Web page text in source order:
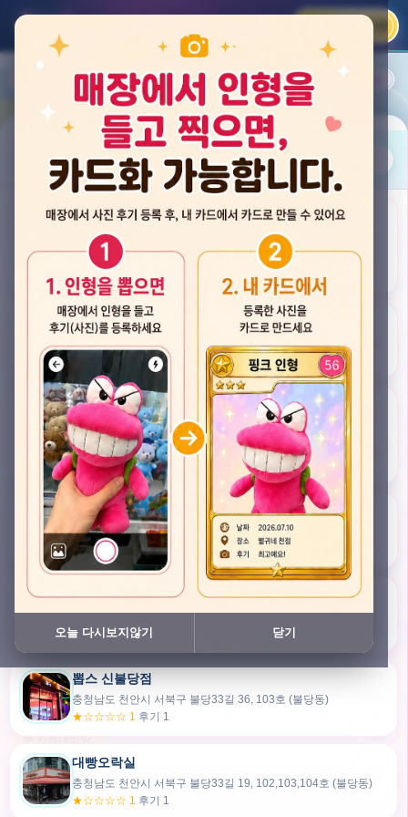
카카오 로그인
평점순 내 주변 즐겨찾기
뽑스 천안 불당점
★★★★☆ 4.2 후기 33
게임플렉스 불당동점
★★★☆☆ 2.5 후기 4
뽑기랜드
★★★★★ 4.7후기 47
픽스팟 불당점
충청남도 천안시 서북구 불당33길 47, 106호 (불당동)
★☆☆☆☆ 1 후기 1
쿠보 신불당점
충청남도 천안시 서북구 불당33길 35, 105호 (불당동)
★★★☆☆ 2.5후기 2
뽑스 신불당점
충청남도 천안시 서북구 불당33길 36, 103호 (불당동)
★☆☆☆☆ 1 후기 1
대빵오락실
충청남도 천안시 서북구 불당33길 19, 102,103,104호 (불당동)
★☆☆☆☆ 1 후기 1
30m
내위치
💬 카톡대화방
오늘 다시보지않기 닫기